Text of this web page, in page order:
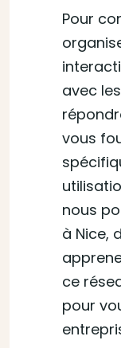
Pour
avec
vous
nous
à Nice,
ce
pour